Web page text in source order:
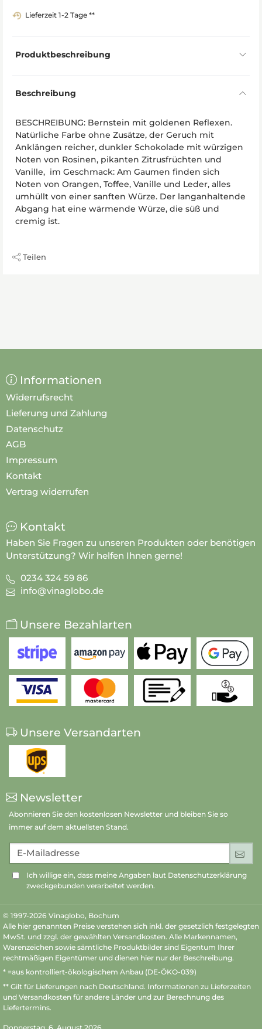
Lieferzeit 1-2 Tage **
Produktbeschreibung
Beschreibung
BESCHREIBUNG: Bernstein mit goldenen Reflexen.
Natürliche Farbe ohne Zusätze, der Geruch mit
Anklängen reicher, dunkler Schokolade mit würzigen
Noten von Rosinen, pikanten Zitrusfrüchten und
Vanille, im Geschmack: Am Gaumen finden sich
Noten von Orangen, Toffee, Vanille und Leder, alles
umhüllt von einer sanften Würze. Der langanhaltende
Abgang hat eine wärmende Würze, die süß und
cremig ist.
Teilen
Informationen
Widerrufsrecht
Lieferung und Zahlung
Datenschutz
AGB
Impressum
Kontakt
Vertrag widerrufen
Kontakt
Haben Sie Fragen zu unseren Produkten oder benötigen
Unterstützung? Wir helfen Ihnen gerne!
0234 324 59 86
info@vinaglobo.de
Unsere Bezahlarten
Unsere Versandarten
Newsletter
Abonnieren Sie den kostenlosen Newsletter und bleiben Sie so
immer auf dem aktuellsten Stand.
E-Mailadresse
Ich willige ein, dass meine Angaben laut Datenschutzerklärung
zweckgebunden verarbeitet werden.
© 1997-2026 Vinaglobo, Bochum
Alle hier genannten Preise verstehen sich inkl. der gesetzlich festgelegten
MwSt. und zzgl. der gewählten Versandkosten. Alle Markennamen,
Warenzeichen sowie sämtliche Produktbilder sind Eigentum Ihrer
rechtmäßigen Eigentümer und dienen hier nur der Beschreibung.
* =aus kontrolliert-ökologischem Anbau (DE-ÖKO-039)
** Gilt für Lieferungen nach Deutschland. Informationen zu Lieferzeiten
und Versandkosten für andere Länder und zur Berechnung des
Liefertermins.
Donnerstag, 6. August 2026